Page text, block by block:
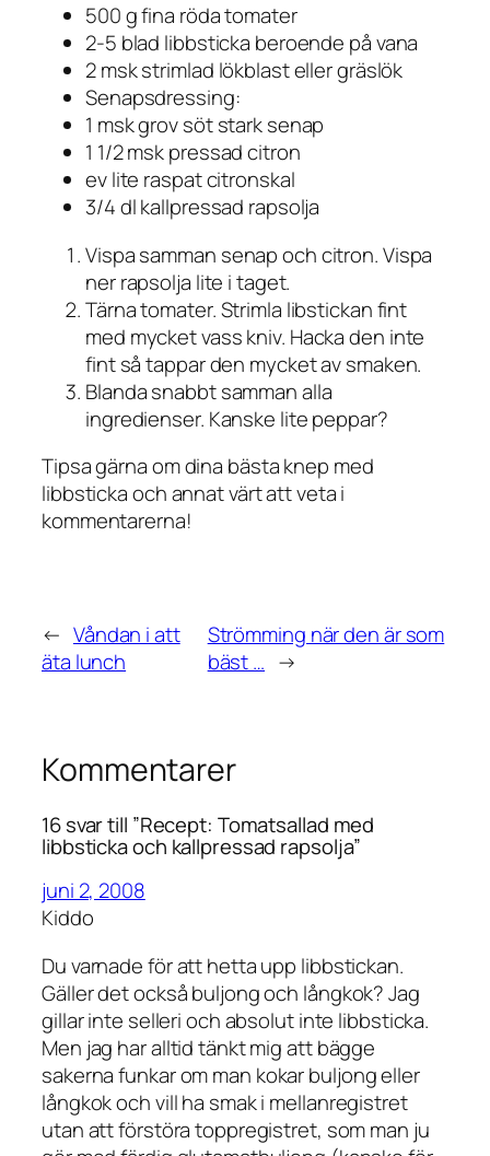
500 g fina röda tomater
2-5 blad libbsticka beroende på vana
2 msk strimlad lökblast eller gräslök
Senapsdressing:
1 msk grov söt stark senap
1 1/2 msk pressad citron
ev lite raspat citronskal
3/4 dl kallpressad rapsolja
Vispa samman senap och citron. Vispa
ner rapsolja lite i taget.
Tärna tomater. Strimla libstickan fint
med mycket vass kniv. Hacka den inte
fint så tappar den mycket av smaken.
Blanda snabbt samman alla
ingredienser. Kanske lite peppar?
Tipsa gärna om dina bästa knep med
libbsticka och annat värt att veta i
kommentarerna!
← Våndan i att
äta lunch
Strömming när den är som
bäst … →
Kommentarer
16 svar till ”Recept: Tomatsallad med
libbsticka och kallpressad rapsolja”
juni 2, 2008
Kiddo
Du varnade för att hetta upp libbstickan.
Gäller det också buljong och långkok? Jag
gillar inte selleri och absolut inte libbsticka.
Men jag har alltid tänkt mig att bägge
sakerna funkar om man kokar buljong eller
långkok och vill ha smak i mellanregistret
utan att förstöra toppregistret, som man ju